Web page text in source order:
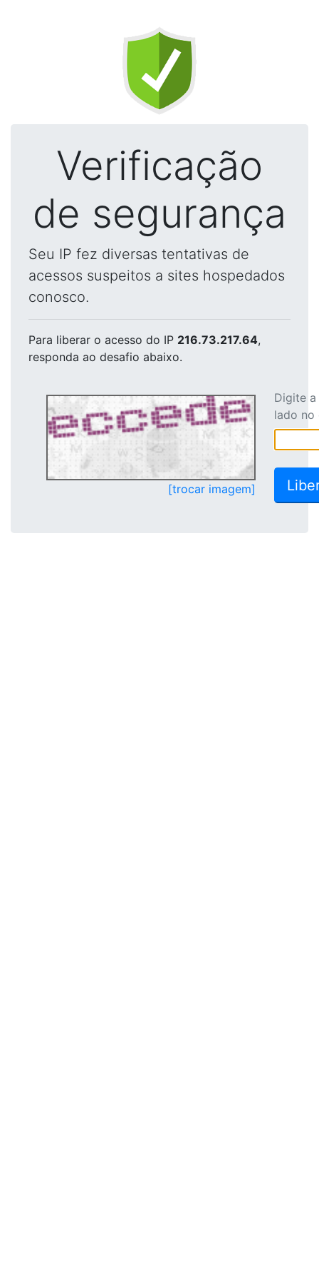
Verificação
de segurança
Seu IP fez diversas tentativas de
acessos suspeitos a sites hospedados
conosco.
Para liberar o acesso do IP 216.73.217.64,
responda ao desafio abaixo.
[trocar imagem]
Digite
lado no